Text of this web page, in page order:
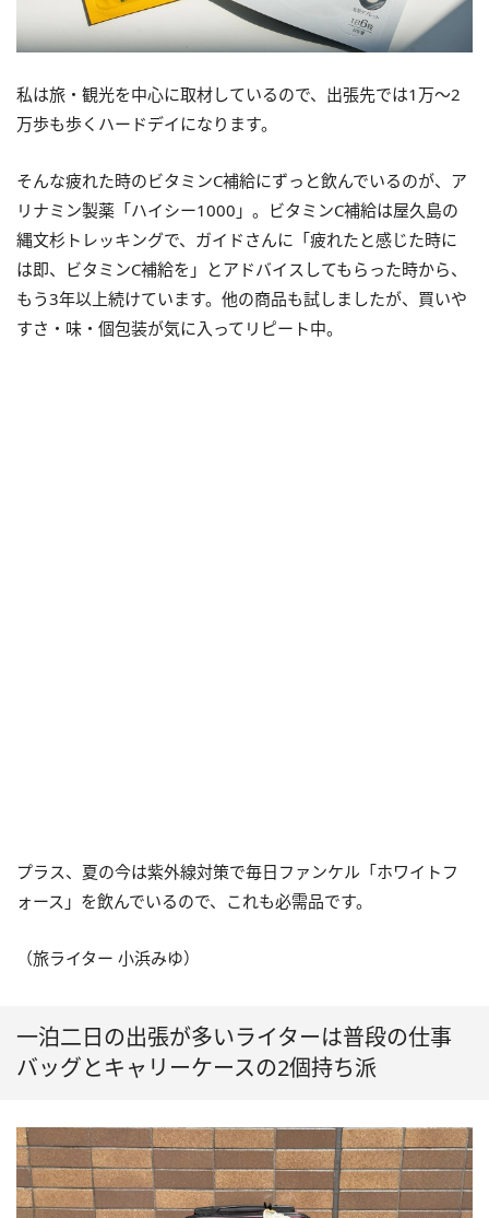
私は旅・観光を中心に取材しているので、出張先では1万～2
万歩も歩くハードデイになります。
そんな疲れた時のビタミンC補給にずっと飲んでいるのが、ア
リナミン製薬「ハイシー1000」。ビタミンC補給は屋久島の
縄文杉トレッキングで、ガイドさんに「疲れたと感じた時に
は即、ビタミンC補給を」とアドバイスしてもらった時から、
もう3年以上続けています。他の商品も試しましたが、買いや
すさ・味・個包装が気に入ってリピート中。
プラス、夏の今は紫外線対策で毎日ファンケル「ホワイトフ
ォース」を飲んでいるので、これも必需品です。
（旅ライター 小浜みゆ）
一泊二日の出張が多いライターは普段の仕事
バッグとキャリーケースの2個持ち派